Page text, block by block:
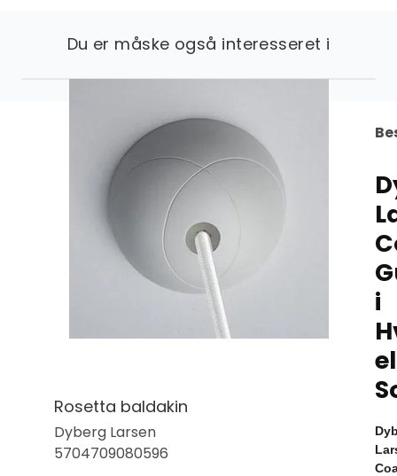
Du er måske også interesseret i
Rosetta baldakin
Dyberg Larsen
5704709080596
i